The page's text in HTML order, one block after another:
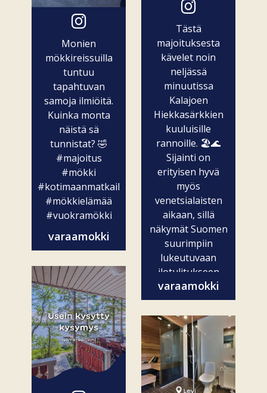
Monien
mökkireissuilla
tuntuu
tapahtuvan
samoja ilmiöitä.
Kuinka monta
näistä sä
tunnistat? 🤣
#majoitus
#mökki
#kotimaanmatkailu
#mökkielämää
#vuokramökki
varaamokki
Tästä
majoituksesta
kävelet noin
neljässä
minuutissa
Kalajoen
Hiekkasärkkien
kuuluisille
rannoille. 🏖️🌊
Sijainti on
erityisen hyvä
myös
venetsialaisten
aikaan, sillä
näkymät Suomen
suurimpiin
lukeutuvaan
ilotulitukseen
ovat vain...
varaamokki